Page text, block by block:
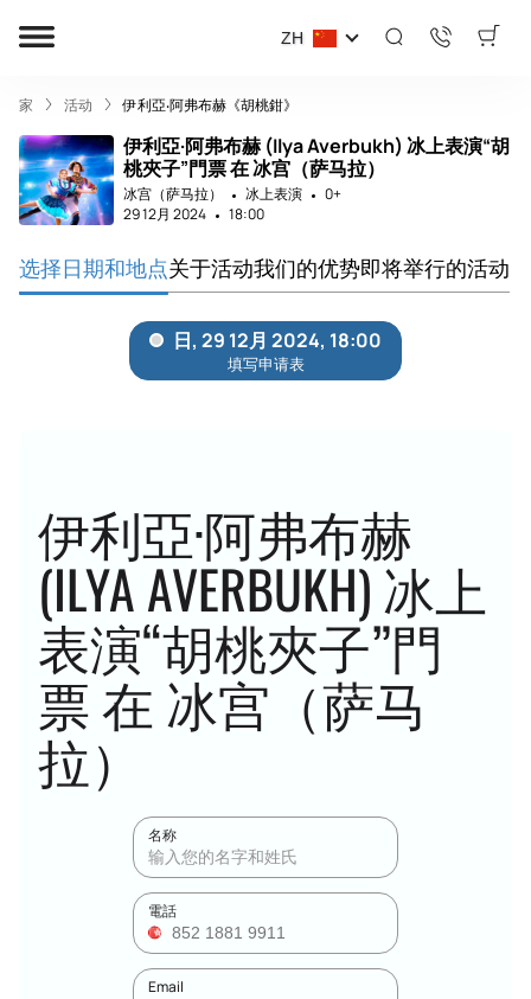
ZH
家 活动 伊利亞‧阿弗布赫《胡桃鉗》
伊利亞·阿弗布赫 (Ilya Averbukh) 冰上表演“胡
桃夾子”門票 在 冰宫（萨马拉）
冰宫（萨马拉） 冰上表演
0+
29 12月 2024
18:00
选择日期和地点关于活动我们的优势即将举行的活动
伊利亞·阿弗布赫
(ILYA AVERBUKH) 冰上
表演“胡桃夾子”門
票 在 冰宫（萨马
拉）
名称
電話
Email